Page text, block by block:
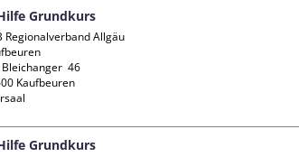
Grundkurs
Regionalverband Allgäu
46
Kaufbeuren
Grundkurs